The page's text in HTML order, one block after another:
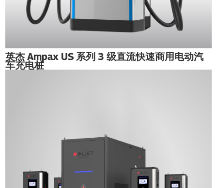
英杰 Ampax US 系列 3 级直流快速商用电动汽
车充电桩